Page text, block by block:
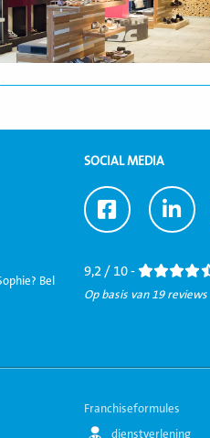
Bel
SOCIAL MEDIA
Ga
naar
Ga
naar
9,2 / 10 -
Op basis van 19 reviews
Franchiseformules
dienstverlening